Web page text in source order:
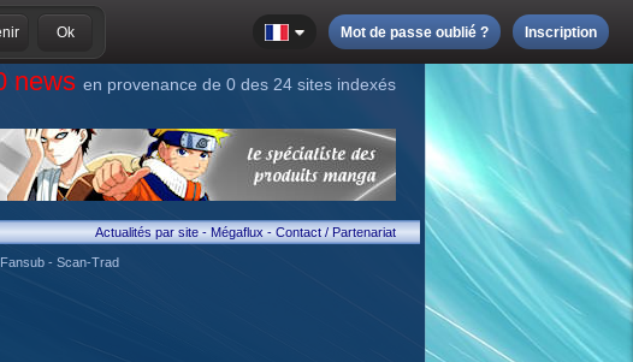
Mot de passe oublié ? Inscription
news en provenance de 0 des 24 sites indexés
Actualités par site-Mégaflux-Contact / Partenariat
Fansub - Scan-Trad